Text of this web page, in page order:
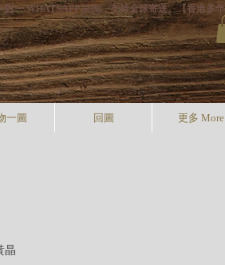
一 WHATSAPP 諮詢，支持全球寄送。
一圖 回圖 更多 More
晶